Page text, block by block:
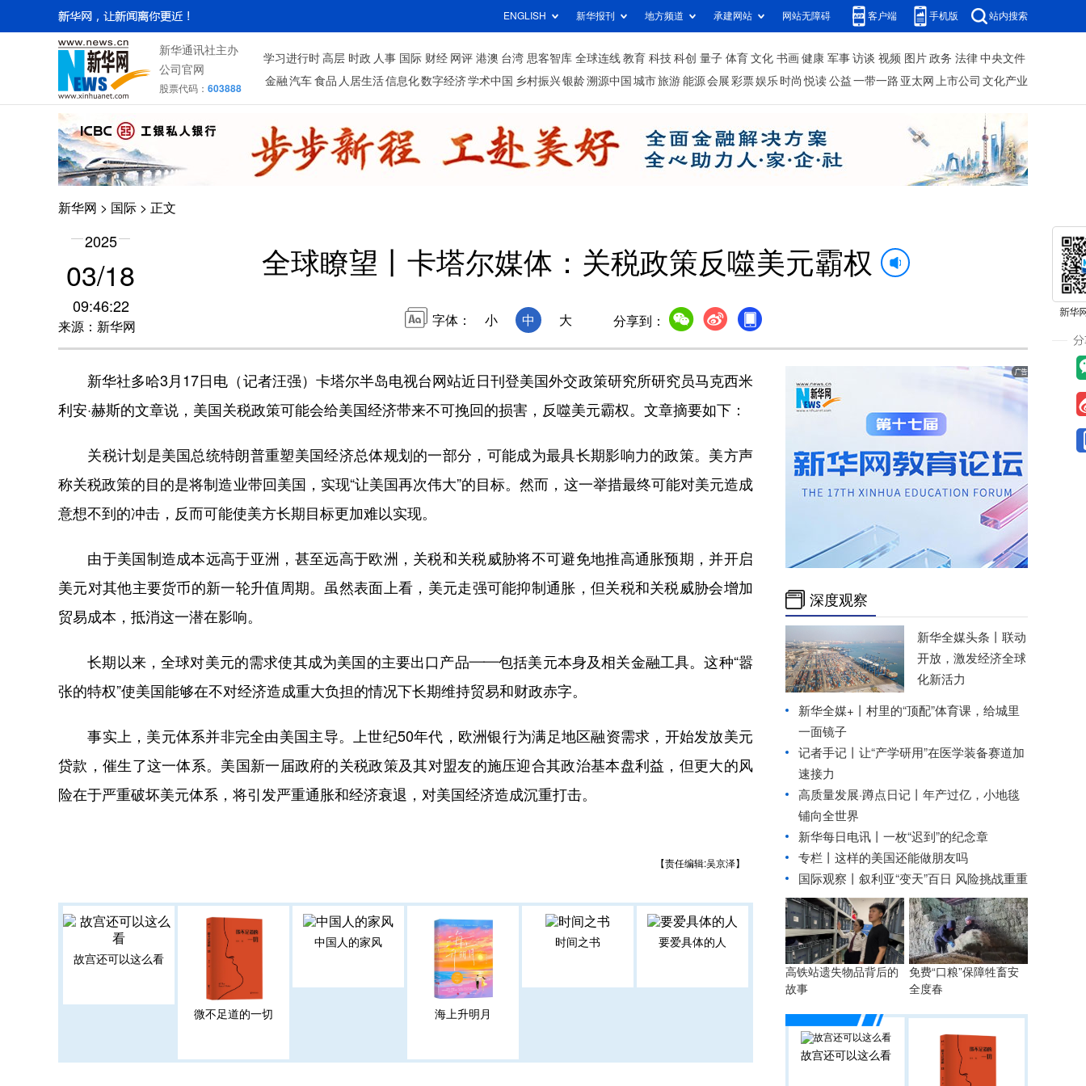
ENGLISH 新华报刊 地方频道 承建网站 网站无障碍 客户端 手机版 站内搜索
新华通讯社主办
公司官网
股票代码： 603888
学习进行时 高层 时政 人事 国际 财经 网评 港澳 台湾 思客智库 全球连线 教育 科技 科创 量子 体育 文化 书画 健康 军事 访谈 视频 图片 政务 法律 中央文件
金融 汽车 食品 人居生活信息化数字经济学术中国 乡村振兴银龄溯源中国 城市旅游 能源 会展 彩票娱乐 时尚 悦读 公益 一带一路 亚太网 上市公司 文化产业
新华网 > 国际 > 正文
2025
03/18
09:46:22
来源：新华网
全球瞭望丨卡塔尔媒体：关税政策反噬美元霸权
字体： 小 中 大 分享到：
新华社多哈3月17日电（记者汪强）卡塔尔半岛电视台网站近日刊登美国外交政策研究所研究员马克西米
利安·赫斯的文章说，美国关税政策可能会给美国经济带来不可挽回的损害，反噬美元霸权。文章摘要如下：
关税计划是美国总统特朗普重塑美国经济总体规划的一部分，可能成为最具长期影响力的政策。美方声
称关税政策的目的是将制造业带回美国，实现“让美国再次伟大”的目标。然而，这一举措最终可能对美元造成
意想不到的冲击，反而可能使美方长期目标更加难以实现。
由于美国制造成本远高于亚洲，甚至远高于欧洲，关税和关税威胁将不可避免地推高通胀预期，并开启
美元对其他主要货币的新一轮升值周期。虽然表面上看，美元走强可能抑制通胀，但关税和关税威胁会增加
贸易成本，抵消这一潜在影响。
长期以来，全球对美元的需求使其成为美国的主要出口产品——包括美元本身及相关金融工具。这种“嚣
张的特权”使美国能够在不对经济造成重大负担的情况下长期维持贸易和财政赤字。
事实上，美元体系并非完全由美国主导。上世纪50年代，欧洲银行为满足地区融资需求，开始发放美元
贷款，催生了这一体系。美国新一届政府的关税政策及其对盟友的施压迎合其政治基本盘利益，但更大的风
险在于严重破坏美元体系，将引发严重通胀和经济衰退，对美国经济造成沉重打击。
【责任编辑:吴京泽】
故宫还可以这么看
微不足道的一切
中国人的家风
海上升明月
时间之书 要爱具体的人
深度观察
新华全媒头条丨 联动
开放，激发经济全球
化新活力
新华全媒+丨 村里的“顶配”体育课，给城里
一面镜子
记者手记丨让“产学研用”在医学装备赛道加
速接力
高质量发展·蹲点日记丨年产过亿，小地毯
铺向全世界
新华每日电讯丨 一枚“迟到”的纪念章
专栏丨这样的美国还能做朋友吗
国际观察丨 叙利亚“变天”百日 风险挑战重重
高铁站遗失物品背后的
故事
免费“口粮”保障牲畜安
全度春
故宫还可以这么看